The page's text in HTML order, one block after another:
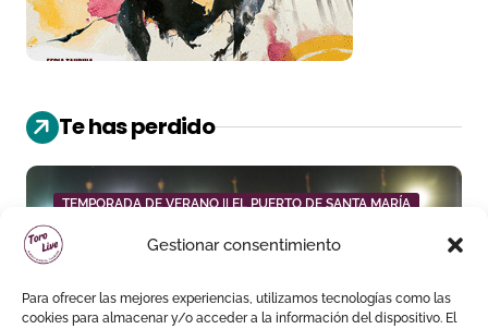
Gestionar consentimiento
Para ofrecer las mejores experiencias, utilizamos tecnologías como las
cookies para almacenar y/o acceder a la información del dispositivo. El
Te has perdido
TEMPORADA DE VERANO || EL PUERTO DE SANTA MARÍA